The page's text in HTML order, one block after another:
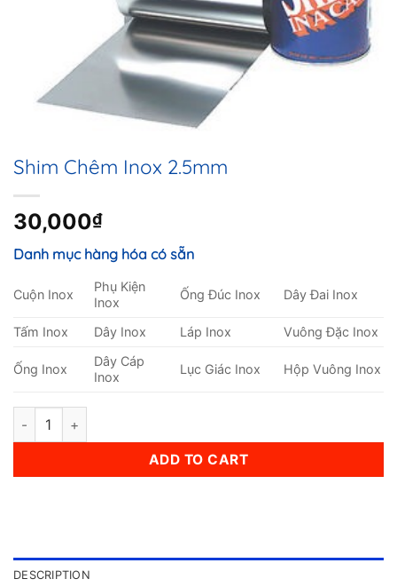
Shim Chêm Inox 2.5mm
30,000₫
Danh mục hàng hóa có sẵn
Cuộn Inox
Phụ Kiện
Inox
Ống Đúc Inox Dây Đai Inox
Tấm Inox Dây Inox Láp Inox Vuông Đặc Inox
Ống Inox
Dây Cáp
Inox
Lục Giác Inox Hộp Vuông Inox
Shim Chêm Inox 2.5mm quantity
ADD TO CART
DESCRIPTION